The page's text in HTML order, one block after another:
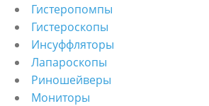
Гистеропомпы
Гистероскопы
Инсуффляторы
Лапароскопы
Риношейверы
Мониторы